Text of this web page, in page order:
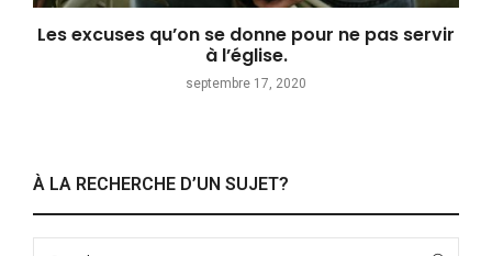
Les excuses qu’on se donne pour ne pas servir
à l’église.
septembre 17, 2020
À LA RECHERCHE D’UN SUJET?